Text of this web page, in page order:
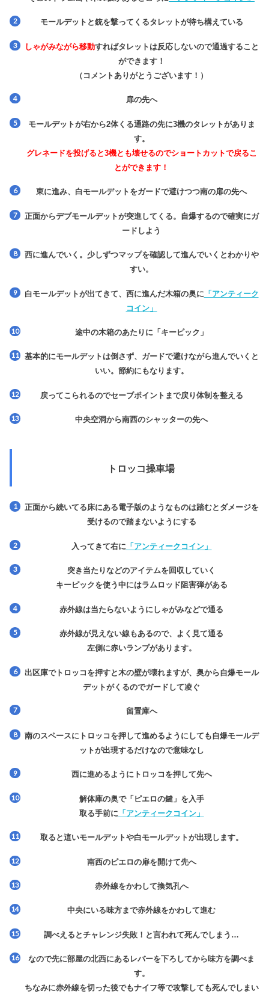
モールデットと銃を撃ってくるタレットが待ち構えている
しゃがみながら移動すればタレットは反応しないので通過すること
ができます！
（コメントありがとうございます！）
扉の先へ
モールデットが右から2体くる通路の先に3機のタレットがありま
す。
グレネードを投げると3機とも壊せるのでショートカットで戻るこ
とができます！
東に進み、白モールデットをガードで避けつつ南の扉の先へ
正面からデブモールデットが突進してくる。自爆するので確実にガ
ードしよう
西に進んでいく。少しずつマップを確認して進んでいくとわかりや
すい。
白モールデットが出てきて、西に進んだ木箱の奥に 「アンティーク
コイン」
途中の木箱のあたりに 「キーピック」
基本的にモールデットは倒さず、ガードで避けながら進んでいくと
いい。節約にもなります。
戻ってこられるのでセーブポイントまで戻り体制を整える
中央空洞から南西のシャッターの先へ
トロッコ操車場
正面から続いてる床にある電子版のようなものは踏むとダメージを
受けるので踏まないようにする
入ってきて右に 「アンティークコイン」
突き当たりなどのアイテムを回収していく
キーピックを使う中にはラムロッド阻害弾がある
赤外線は当たらないようにしゃがみなどで通る
赤外線が見えない線もあるので、よく見て通る
左側に赤いランプがあります。
出区庫でトロッコを押すと木の壁が壊れますが、奥から自爆モール
デットがくるのでガードして凌ぐ
留置庫へ
南のスペースにトロッコを押して進めるようにしても自爆モールデ
ットが出現するだけなので意味なし
西に進めるようにトロッコを押して先へ
解体庫の奥で「ピエロの鍵」を入手
取る手前に 「アンティークコイン」
取ると這いモールデットや白モールデットが出現します。
南西のピエロの扉を開けて先へ
赤外線をかわして換気孔へ
中央にいる味方まで赤外線をかわして進む
調べえるとチャレンジ失敗！と言われて死んでしまう…
なので先に部屋の北西にあるレバーを下ろしてから味方を調べま
す。
ちなみに赤外線を切った後でもナイフ等で攻撃しても死んでしまい